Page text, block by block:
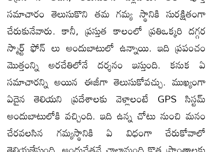
సమాచారం తెలుసుకొని తమ గమ్య స్థానికి సురక్షితంగా
చేరుకునేవారు. కానీ, ప్రస్తుత కాలంలో ప్రతిఒక్కరి దగ్గర
స్మార్ట్ ఫోన్ లు అందుబాటులో ఉన్నాయి. ఇది ప్రపంచం
మొత్తంన్ని అరచేతిలోనే దర్శనం ఇస్తుంది. కనుక ఏ
సమాచారన్ని అయిన ఈజీగా తెలుసుకోవచ్చు. ముఖ్యంగా
ఏదైన తెలియని ప్రదేశాలకు వెళ్లాలంటే GPS సిస్టమ్
అందుబాటులోకి వచ్చింది. ఇది ఉన్న చోటు నుంచి మనం
చేరవలసిన గమ్యస్థానికి ఏ విధంగా చేరుకోవాలో